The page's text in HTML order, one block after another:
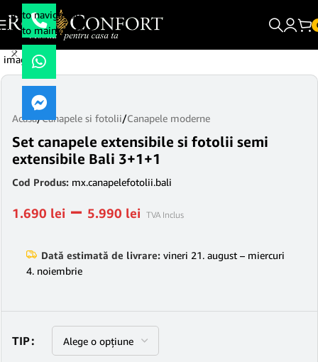
Skip to navigation
Skip to main content
Acasă/Canapele si fotolii/Canapele moderne
Set canapele extensibile si fotolii semi
extensibile Bali 3+1+1
Cod Produs: mx.canapelefotolii.bali
1.690 lei – 5.990 lei TVA Inclus
Dată estimată de livrare: vineri 21. august – miercuri
4. noiembrie
TIP